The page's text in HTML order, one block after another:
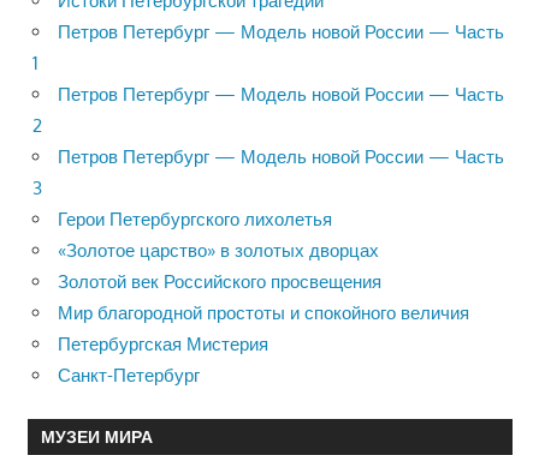
Петров Петербург — Модель новой России — Часть
1
Петров Петербург — Модель новой России — Часть
2
Петров Петербург — Модель новой России — Часть
3
Герои Петербургского лихолетья
«Золотое царство» в золотых дворцах
Золотой век Российского просвещения
Мир благородной простоты и спокойного величия
Петербургская Мистерия
Санкт-Петербург
МУЗЕИ МИРА